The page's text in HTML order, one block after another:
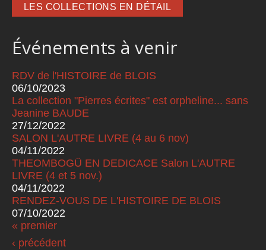
LES COLLECTIONS EN DÉTAIL
Événements à venir
RDV de l'HISTOIRE de BLOIS
06/10/2023
La collection "Pierres écrites" est orpheline... sans
Jeanine BAUDE
27/12/2022
SALON L'AUTRE LIVRE (4 au 6 nov)
04/11/2022
THEOMBOGÜ EN DEDICACE Salon L'AUTRE
LIVRE (4 et 5 nov.)
04/11/2022
RENDEZ-VOUS DE L'HISTOIRE DE BLOIS
07/10/2022
Pages
« premier
‹ précédent